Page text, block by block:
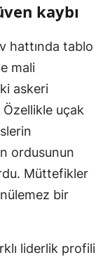
kaybı
hattında tablo
mali
askeri
uçak
ordusunun
Müttefikler
bir
liderlik profili